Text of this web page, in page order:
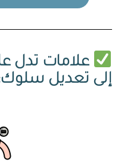
علامات تدل
إلى تعديل